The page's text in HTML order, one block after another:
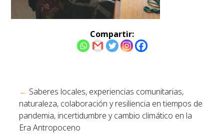
Compartir:
entradas
← Saberes locales, experiencias comunitarias,
naturaleza, colaboración y resiliencia en tiempos de
pandemia, incertidumbre y cambio climático en la
Era Antropoceno